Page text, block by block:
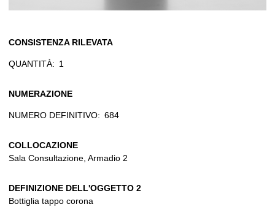
CONSISTENZA RILEVATA
QUANTITÀ: 1
NUMERAZIONE
NUMERO DEFINITIVO: 684
COLLOCAZIONE
Sala Consultazione, Armadio 2
DEFINIZIONE DELL'OGGETTO 2
Bottiglia tappo corona